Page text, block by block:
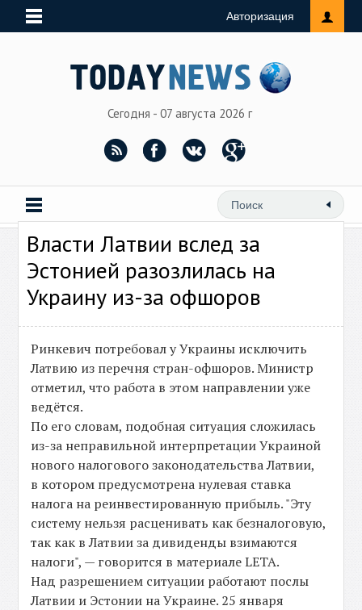
Авторизация
Сегодня - 07 августа 2026 г
Власти Латвии вслед за
Эстонией разозлилась на
Украину из-за офшоров
Ринкевич потребовал у Украины исключить
Латвию из перечня стран-офшоров. Министр
отметил, что работа в этом направлении уже
ведётся.
По его словам, подобная ситуация сложилась
из-за неправильной интерпретации Украиной
нового налогового законодательства Латвии,
в котором предусмотрена нулевая ставка
налога на реинвестированную прибыль. "Эту
систему нельзя расценивать как безналоговую,
так как в Латвии за дивиденды взимаются
налоги", — говорится в материале LETA.
Над разрешением ситуации работают послы
Латвии и Эстонии на Украине. 25 января